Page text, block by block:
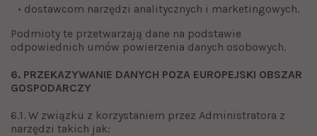
• dostawcom narzędzi analitycznych i marketingowych.
Podmioty te przetwarzają dane na podstawie
odpowiednich umów powierzenia danych osobowych.
6. PRZEKAZYWANIE DANYCH POZA EUROPEJSKI OBSZAR
GOSPODARCZY
6.1. W związku z korzystaniem przez Administratora z
narzędzi takich jak: